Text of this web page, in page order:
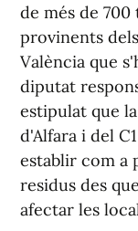
de més de
provinents
València que
diputat
estipulat que
d'Alfara i del
establir com a
residus des
afectar les